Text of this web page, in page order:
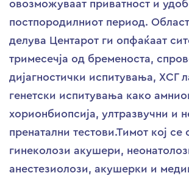
овозможуваат приватност и
постпородилниот период.
делува Центарот ги опфаќаат
тримесечја од бременоста,
дијагностички испитувања, ХСГ
генетски испитувања како
хорионбиопсија, ултразвучни и
пренатални тестови.Тимот кој се
гинеколози акушери,
анестезиолози, акушерки и